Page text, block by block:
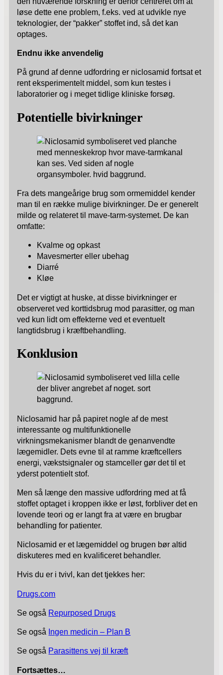
løse dette ene problem, f.eks. ved at udvikle nye
teknologier, der “pakker” stoffet ind, så det kan
optages.
Endnu ikke anvendelig
På grund af denne udfordring er niclosamid fortsat et
rent eksperimentelt middel, som kun testes i
laboratorier og i meget tidlige kliniske forsøg.
Potentielle bivirkninger
Fra dets mangeårige brug som ormemiddel kender
man til en række mulige bivirkninger. De er generelt
milde og relateret til mave-tarm-systemet. De kan
omfatte:
Kvalme og opkast
Mavesmerter eller ubehag
Diarré
Kløe
Det er vigtigt at huske, at disse bivirkninger er
observeret ved korttidsbrug mod parasitter, og man
ved kun lidt om effekterne ved et eventuelt
langtidsbrug i kræftbehandling.
Konklusion
Niclosamid har på papiret nogle af de mest
interessante og multifunktionelle
virkningsmekanismer blandt de genanvendte
lægemidler. Dets evne til at ramme kræftcellers
energi, vækstsignaler og stamceller gør det til et
yderst potentielt stof.
Men så længe den massive udfordring med at få
stoffet optaget i kroppen ikke er løst, forbliver det en
lovende teori og er langt fra at være en brugbar
behandling for patienter.
Niclosamid er et lægemiddel og brugen bør altid
diskuteres med en kvalificeret behandler.
Hvis du er i tvivl, kan det tjekkes her:
Drugs.com
Se også Repurposed Drugs
Se også Ingen medicin – Plan B
Se også Parasittens vej til kræft
Fortsættes…